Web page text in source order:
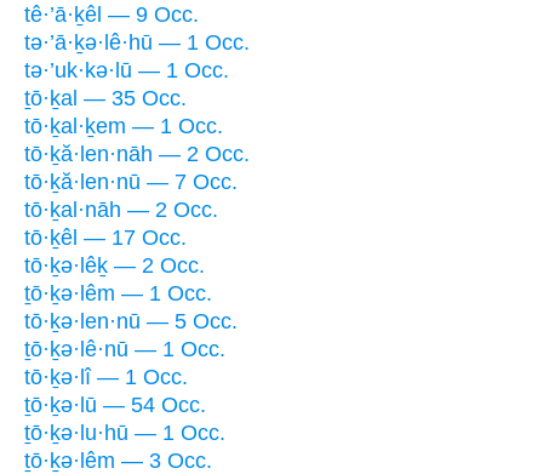
tê·’ā·ḵêl — 9 Occ.
tə·’ā·ḵə·lê·hū — 1 Occ.
tə·’uk·kə·lū — 1 Occ.
ṯō·ḵal — 35 Occ.
tō·ḵal·ḵem — 1 Occ.
tō·ḵă·len·nāh — 2 Occ.
tō·ḵă·len·nū — 7 Occ.
tō·ḵal·nāh — 2 Occ.
tō·ḵêl — 17 Occ.
tō·ḵə·lêḵ — 2 Occ.
ṯō·ḵə·lêm — 1 Occ.
tō·ḵə·len·nū — 5 Occ.
ṯō·ḵə·lê·nū — 1 Occ.
tō·ḵə·lî — 1 Occ.
ṯō·ḵə·lū — 54 Occ.
ṯō·ḵə·lu·hū — 1 Occ.
ṯō·ḵə·lêm — 3 Occ.